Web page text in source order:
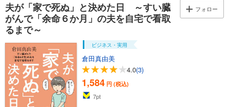
夫が「家で死ぬ」と決めた日 ～すい臓
がんで「余命６か月」の夫を自宅で看取
るまで～
フォロー
ビジネス・実用
倉田真由美
4.0(3)
1,584 円 (税込)
7pt